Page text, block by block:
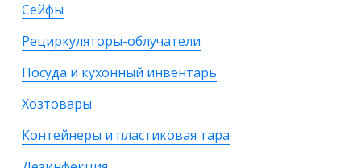
Сейфы
Рециркуляторы-облучатели
Посуда и кухонный инвентарь
Хозтовары
Контейнеры и пластиковая тара